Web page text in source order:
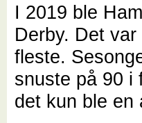
I 2019 ble
Derby. Det
fleste.
snuste på 90 i
det kun ble en